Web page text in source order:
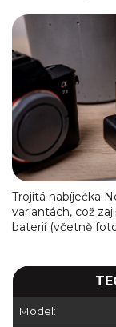
Trojitá nabíječka
variantách, což
baterií (včetně
Model: